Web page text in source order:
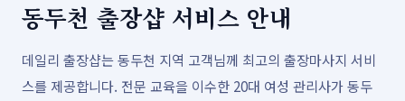
동두천 출장샵 서비스 안내
데일리 출장샵는 동두천 지역 고객님께 최고의 출장마사지 서비
스를 제공합니다. 전문 교육을 이수한 20대 여성 관리사가 동두